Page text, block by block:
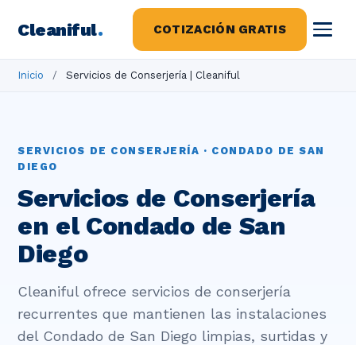
Cleaniful. COTIZACIÓN GRATIS
Inicio / Servicios de Conserjería | Cleaniful
SERVICIOS DE CONSERJERÍA · CONDADO DE SAN
DIEGO
Servicios de Conserjería
en el Condado de San
Diego
Cleaniful ofrece servicios de conserjería
recurrentes que mantienen las instalaciones
del Condado de San Diego limpias, surtidas y